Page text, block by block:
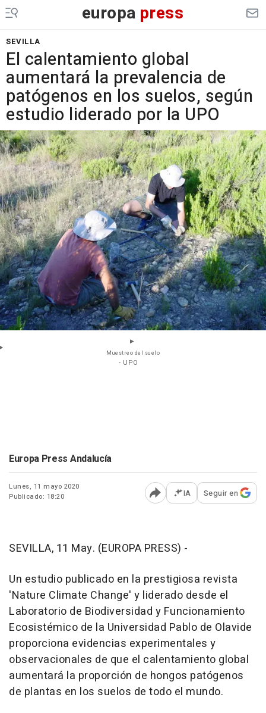
europa press
SEVILLA
El calentamiento global
aumentará la prevalencia de
patógenos en los suelos, según
estudio liderado por la UPO
Muestreo del suelo
- UPO
Europa Press Andalucía
Lunes, 11 mayo 2020
Publicado: 18:20
Abrir opciones para
IA Seguir en
SEVILLA, 11 May. (EUROPA PRESS) -
Un estudio publicado en la prestigiosa revista
'Nature Climate Change' y liderado desde el
Laboratorio de Biodiversidad y Funcionamiento
Ecosistémico de la Universidad Pablo de Olavide
proporciona evidencias experimentales y
observacionales de que el calentamiento global
aumentará la proporción de hongos patógenos
de plantas en los suelos de todo el mundo.